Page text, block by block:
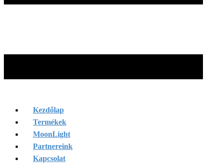
Kezdőlap
Termékek
MoonLight
Partnereink
Kapcsolat